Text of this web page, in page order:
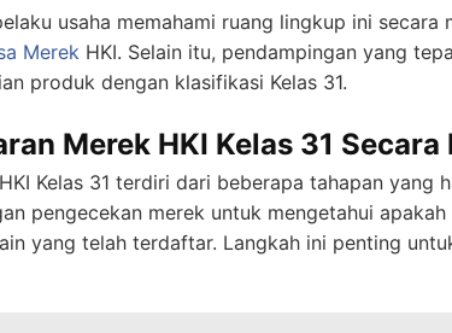
usaha memahami ruang lingkup ini secara
Merek HKI. Selain itu, pendampingan yang
produk dengan klasifikasi Kelas 31.
Merek HKI Kelas 31 Secara
HKI Kelas 31 terdiri dari beberapa tahapan yang
pengecekan merek untuk mengetahui
yang telah terdaftar. Langkah ini penting